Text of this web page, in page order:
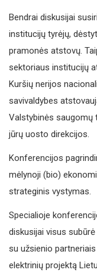
Bendrai diskusijai
institucijų tyrėjų,
pramonės atstovų.
sektoriaus institucijų
Kuršių nerijos
savivaldybes
Valstybinės saugomų
jūrų uosto direkcijos.
Konferencijos
mėlynoji (bio)
strateginis vystymas.
Specialioje
diskusijai visus
su užsienio
elektrinių projektą